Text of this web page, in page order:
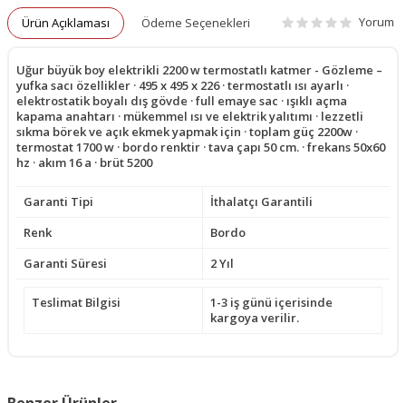
Ürün Açıklaması Ödeme Seçenekleri Yorum
Uğur büyük boy elektrikli 2200 w termostatlı katmer - Gözleme –
yufka sacı özellikler · 495 x 495 x 226 · termostatlı ısı ayarlı ·
elektrostatik boyalı dış gövde · full emaye sac · ışıklı açma
kapama anahtarı · mükemmel ısı ve elektrik yalıtımı · lezzetli
sıkma börek ve açık ekmek yapmak için · toplam güç 2200w ·
termostat 1700 w · bordo renktir · tava çapı 50 cm. · frekans 50x60
hz · akım 16 a · brüt 5200
Garanti Tipi
İthalatçı Garantili
Renk
Bordo
Garanti Süresi
2 Yıl
Teslimat Bilgisi
1-3 iş günü içerisinde
kargoya verilir.